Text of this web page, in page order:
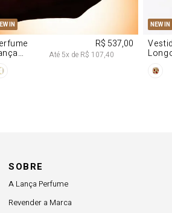
IN
U
R$ 537,00
Até 5x de R$ 107,40
NEW IN
Chiffon
SOBRE
A Lança Perfume
Revender a Marca